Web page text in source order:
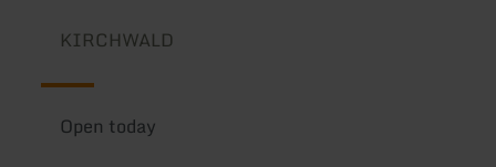
KIRCHWALD
Open today